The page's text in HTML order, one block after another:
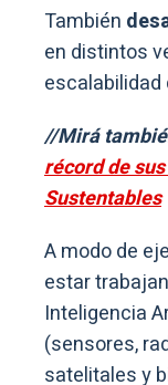
También
en distintos
escalabilidad
//Mirá
récord de
Sustentables
A modo de
estar
Inteligencia
(sensores,
satelitales y